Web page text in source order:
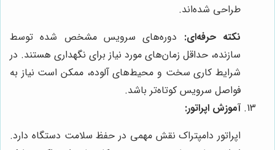
طراحی شده‌اند.
نکته حرفه‌ای: دوره‌های سرویس مشخص شده توسط
سازنده، حداقل زمان‌های مورد نیاز برای نگهداری هستند. در
شرایط کاری سخت و محیط‌های آلوده، ممکن است نیاز به
فواصل سرویس کوتاه‌تر باشد.
آموزش اپراتور:
اپراتور دامپتراک نقش مهمی در حفظ سلامت دستگاه دارد.